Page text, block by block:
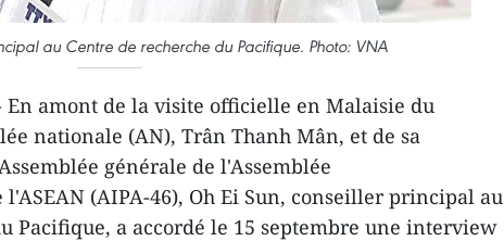
au Centre de recherche du Pacifique. Photo: VNA
En amont de la visite officielle en Malaisie du
nationale (AN), Trân Thanh Mân, et de sa
générale de l'Assemblée
(AIPA-46), Oh Ei Sun, conseiller principal au
Pacifique, a accordé le 15 septembre une interview